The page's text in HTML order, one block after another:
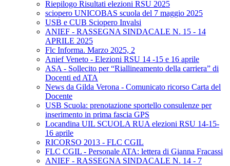
Riepilogo Risultati elezioni RSU 2025
sciopero UNICOBAS scuola del 7 maggio 2025
USB e CUB Sciopero Invalsi
ANIEF - RASSEGNA SINDACALE N. 15 - 14
APRILE 2025
Flc Informa. Marzo 2025, 2
Anief Veneto - Elezioni RSU 14 -15 e 16 aprile
ASA - Sollecito per “Riallineamento della carriera” di
Docenti ed ATA
News da Gilda Verona - Comunicato ricorso Carta del
Docente
USB Scuola: prenotazione sportello consulenze per
inserimento in prima fascia GPS
Locandina UIL SCUOLA RUA elezioni RSU 14-15-
16 aprile
RICORSO 2013 - FLC CGIL
FLC CGIL - Personale ATA: lettera di Gianna Fracassi
ANIEF - RASSEGNA SINDACALE N. 14 - 7